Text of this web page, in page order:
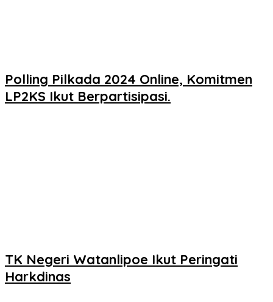
Polling Pilkada 2024 Online, Komitmen
LP2KS Ikut Berpartisipasi.
TK Negeri Watanlipoe Ikut Peringati
Harkdinas